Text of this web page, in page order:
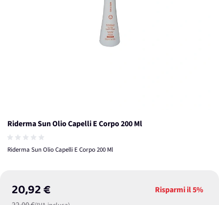
Riderma Sun Olio Capelli E Corpo 200 Ml
Riderma Sun Olio Capelli E Corpo 200 Ml
20,92 € Risparmi il5%